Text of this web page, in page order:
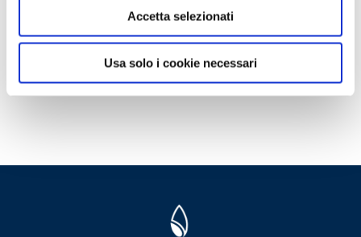
Accetta selezionati
Usa solo i cookie necessari
ACCEDI
Non hai le credenziali?Scopri come
accedere